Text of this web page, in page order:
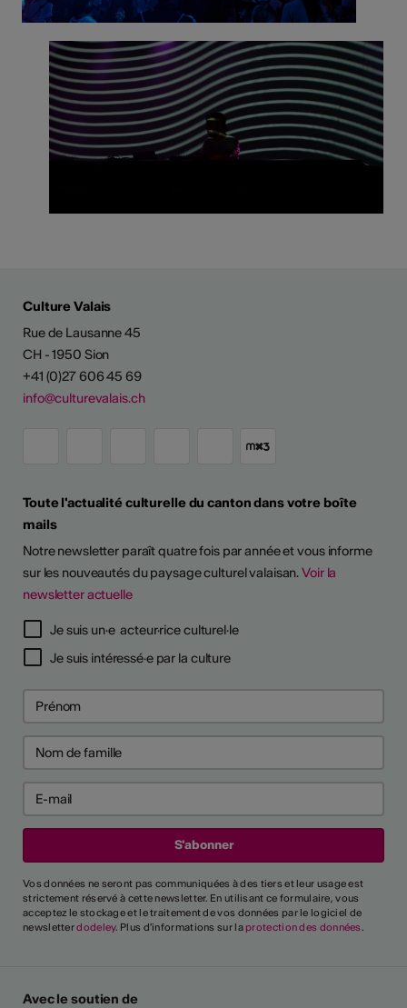
D'ARTISTES
Culture Valais
Rue de Lausanne 45
CH - 1950 Sion
+41 (0)27 606 45 69
info@culturevalais.ch
Toute l'actualité culturelle du canton dans votre boîte
mails
Notre newsletter paraît quatre fois par année et vous informe
sur les nouveautés du paysage culturel valaisan.Voir la
newsletter actuelle
Je suis un·e acteur·rice culturel·le
Je suis intéressé·e par la culture
Vos données ne seront pas communiquées à des tiers et leur usage est
strictement réservé à cette newsletter. En utilisant ce formulaire, vous
acceptez le stockage et le traitement de vos données par le logiciel de
newsletterdodeley. Plus d'informations sur la protection des données.
Avec le soutien de